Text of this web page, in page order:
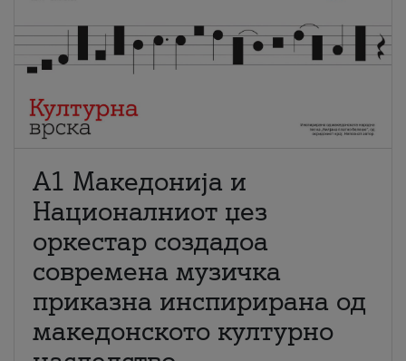
А1 Македонија и
Националниот џез
оркестар создадоа
современа музичка
приказна инспирирана од
македонското културно